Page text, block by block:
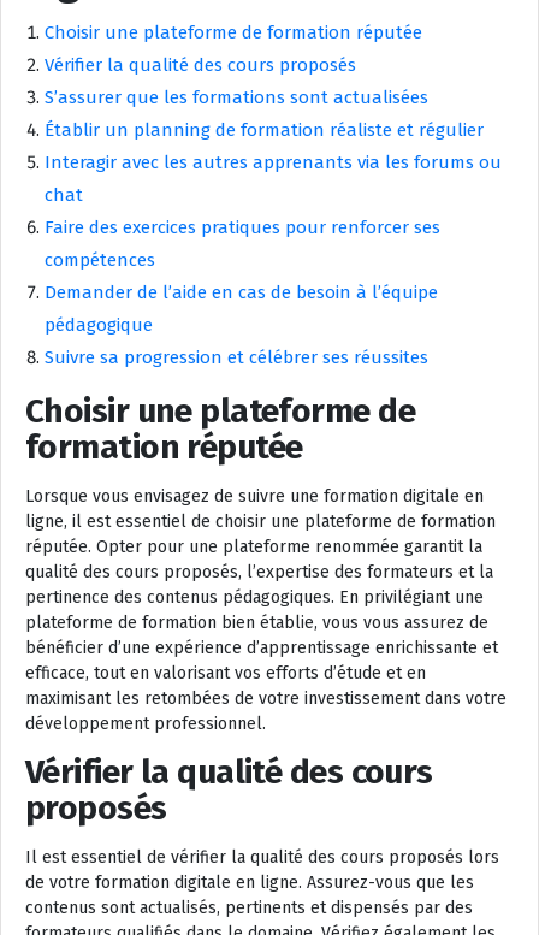
Choisir une plateforme de formation réputée
Vérifier la qualité des cours proposés
S’assurer que les formations sont actualisées
Établir un planning de formation réaliste et régulier
Interagir avec les autres apprenants via les forums ou
chat
Faire des exercices pratiques pour renforcer ses
compétences
Demander de l’aide en cas de besoin à l’équipe
pédagogique
Suivre sa progression et célébrer ses réussites
Choisir une plateforme de
formation réputée
Lorsque vous envisagez de suivre une formation digitale en
ligne, il est essentiel de choisir une plateforme de formation
réputée. Opter pour une plateforme renommée garantit la
qualité des cours proposés, l’expertise des formateurs et la
pertinence des contenus pédagogiques. En privilégiant une
plateforme de formation bien établie, vous vous assurez de
bénéficier d’une expérience d’apprentissage enrichissante et
efficace, tout en valorisant vos efforts d’étude et en
maximisant les retombées de votre investissement dans votre
développement professionnel.
Vérifier la qualité des cours
proposés
Il est essentiel de vérifier la qualité des cours proposés lors
de votre formation digitale en ligne. Assurez-vous que les
contenus sont actualisés, pertinents et dispensés par des